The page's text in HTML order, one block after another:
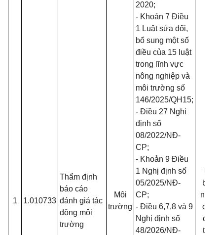
1 1.010733
Thẩm định
báo cáo
đánh giá tác
động môi
trường
Môi
trường
2020;
- Khoản 7 Điều
1 Luật sửa đổi,
bổ sung một số
điều của 15 luật
trong lĩnh vực
nông nghiệp và
môi trường số
146/2025/QH15;
- Điều 27 Nghị
định số
08/2022/NĐ-
CP;
- Khoản 9 Điều
1 Nghị định số
05/2025/NĐ-
CP;
- Điều 6,7,8 và 9
Nghị định số
48/2026/NĐ-
Ủy
ban
nhân
dân
cấp
tỉnh